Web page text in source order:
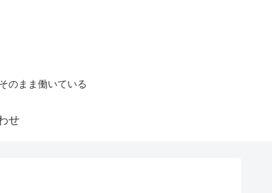
のまま働いている
せ